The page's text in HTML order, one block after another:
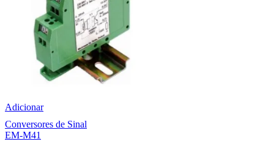
Adicionar
Conversores de Sinal
EM-M41